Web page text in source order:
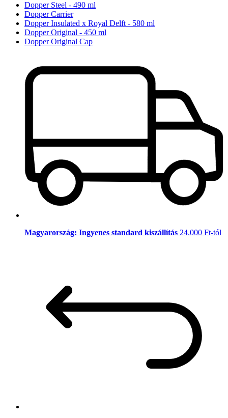
Dopper Steel - 490 ml
Dopper Carrier
Dopper Insulated x Royal Delft - 580 ml
Dopper Original - 450 ml
Dopper Original Cap
Magyarország: Ingyenes standard kiszállítás 24.000 Ft-tól